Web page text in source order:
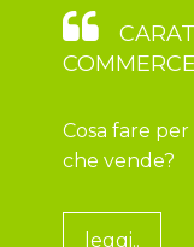
Cosa fare
che vende?
leggi..